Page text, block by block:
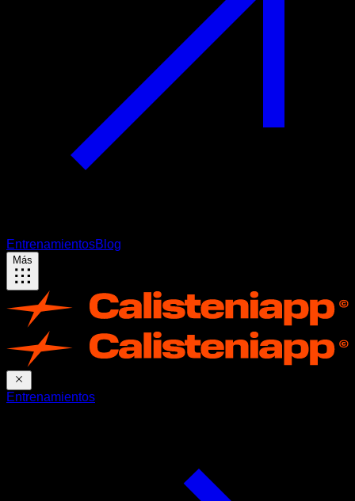
EntrenamientosBlog
Más
Entrenamientos